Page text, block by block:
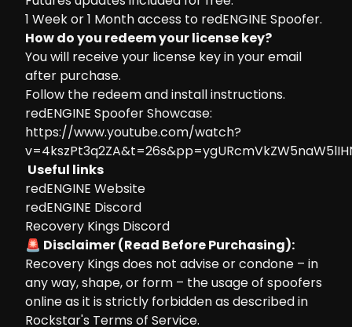
1 Week or 1 Month access to redENGINE Spoofer.
How do you redeem your license key?
You will receive your license key in your email
after purchase.
Follow the redeem and install instructions.
redENGINE Spoofer Showcase:
https://www.youtube.com/watch?
Useful links
redENGINE Website
redENGINE Discord
Recovery Kings Discord
🚨 Disclaimer (Read Before Purchasing):
Recovery Kings does not advise or condone – in
any way, shape, or form – the usage of spoofers
online as it is strictly forbidden as described in
Rockstar's Terms of Service.